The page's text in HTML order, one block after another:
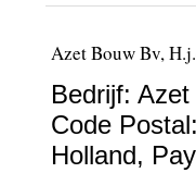
Azet Bouw Bv,
Bedrijf: Azet
Code Postal:
Holland,